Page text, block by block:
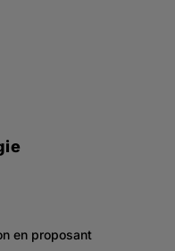
en proposant